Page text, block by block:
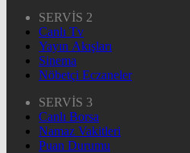
SERVİS 2
Canlı Tv
Yayın Akışları
Sinema
Nöbetçi Eczaneler
SERVİS 3
Canlı Borsa
Namaz Vakitleri
Puan Durumu